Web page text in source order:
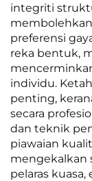
integriti
preferensi
reka bentuk,
individu.
penting,
secara
dan teknik
piawaian
mengekalkan
pelaras